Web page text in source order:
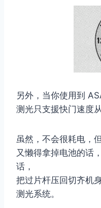
另外，当你使用到
测光只支援快门速度
虽然，不会很耗电，
又懒得拿掉电池的话
话，
把过片杆压回切齐机
测光系统。